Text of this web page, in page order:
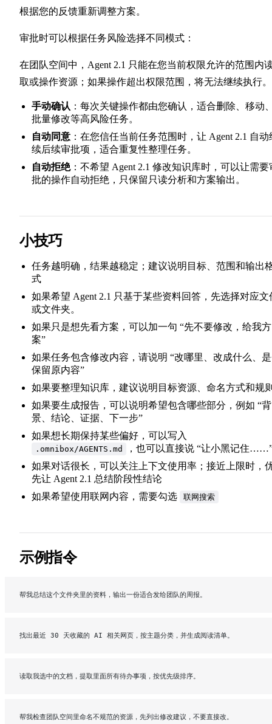
根据您的反馈重新调整方案。
审批时可以根据任务风险选择不同模式：
在团队空间中，Agent 2.1 只能在您当前权限允许的范围内
取或操作资源；如果操作超出权限范围，将无法继续执行。
手动确认 ：每次关键操作都由您确认，适合删除、移动
批量修改等高风险任务。
自动同意 ：在您信任当前任务范围时，让 Agent 2.1 自动
续后续审批项，适合重复性整理任务。
自动拒绝：不希望 Agent 2.1 修改知识库时，可以让需要
批的操作自动拒绝，只保留只读分析和方案输出。
小技巧
任务越明确，结果越稳定；建议说明目标、范围和输出
式
如果希望 Agent 2.1 只基于某些资料回答，先选择对应文
或文件夹。
如果只是想先看方案，可以加一句 “先不要修改，给我方
案”
如果任务包含修改内容，请说明 “改哪里、改成什么、
保留原内容”
如果要整理知识库，建议说明目标资源、命名方式和规
如果要生成报告，可以说明希望包含哪些部分，例如 “背
景、结论、证据、下一步”
如果想长期保持某些偏好，可以写入
.omnibox/AGENTS.md
，也可以直接说 “让小黑记住
如果对话很长，可以关注上下文使用率；接近上限时，
先让 Agent 2.1 总结阶段性结论
如果希望使用联网内容，需要勾选
联网搜索
示例指令
帮我总结这个文件夹里的资料，输出一份适合发给团队的周报。
找出最近 30 天收藏的 AI 相关网页，按主题分类，并生成阅读清单。
读取我选中的文档，提取里面所有待办事项，按优先级排序。
帮我检查团队空间里命名不规范的资源，先列出修改建议，不要直接改。